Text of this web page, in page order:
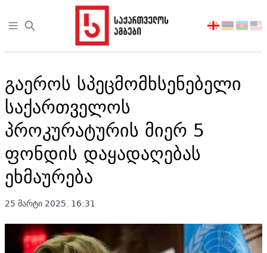
Open sidebar
აირჩიეთ
გაეროს სპეცმომხსენებელი
საქართველოს
პროკურატურის მიერ 5
ფონდის დაყადაღებას
ეხმაურება
25 მარტი 2025. 16:31